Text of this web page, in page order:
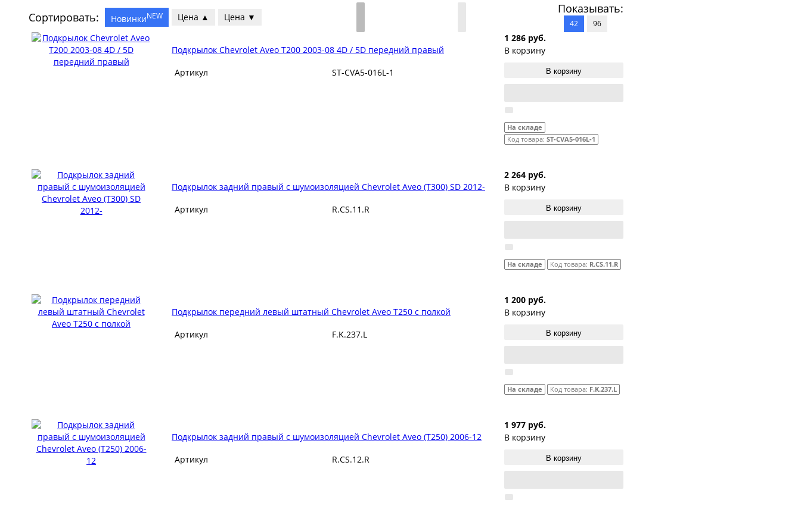
Сортировать: НовинкиNEW Цена ▲ Цена ▼
Показывать:
42 96
Подкрылок Chevrolet Aveo T200 2003-08 4D / 5D передний правый
Артикул
ST-CVA5-016L-1
1 286 руб.
В корзину
В корзину
На складе
Код товара: ST-CVA5-016L-1
Подкрылок задний правый с шумоизоляцией Chevrolet Aveo (T300) SD 2012-
Артикул
R.CS.11.R
2 264 руб.
В корзину
В корзину
На складе Код товара: R.CS.11.R
Подкрылок передний левый штатный Chevrolet Aveo T250 с полкой
Артикул
F.K.237.L
1 200 руб.
В корзину
В корзину
На складе Код товара: F.K.237.L
Подкрылок задний правый с шумоизоляцией Chevrolet Aveo (T250) 2006-12
Артикул
R.CS.12.R
1 977 руб.
В корзину
В корзину